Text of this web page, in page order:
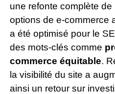
une refonte complète
options de e-commerce
a été optimisé pour le
des mots-clés comme
commerce équitable.
la visibilité du site a
ainsi un retour sur